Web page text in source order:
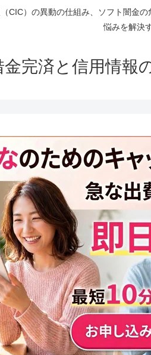
CIC）の異動の仕組み、ソフト闇金
悩みを解決
金完済と信用情報